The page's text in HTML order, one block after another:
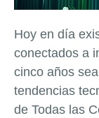
Hoy en día
conectados a
cinco años
tendencias
de Todas las